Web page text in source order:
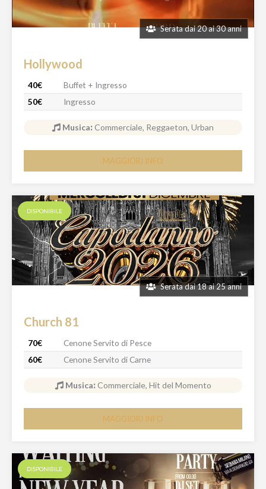
Serata dai 20 ai 30 anni
Hollywood
40€
Buffet + Ingresso
50€
Ingresso
Musica: Commerciale, Reggaeton, Urban
MAGGIORI INFO
Serata dai 18 ai 25 anni
DISPONIBILE
Church 81
70€
Cenone Servito di Pesce
60€
Cenone Servito di Carne
Musica: Commerciale, Hit del Momento
MAGGIORI INFO
DISPONIBILE